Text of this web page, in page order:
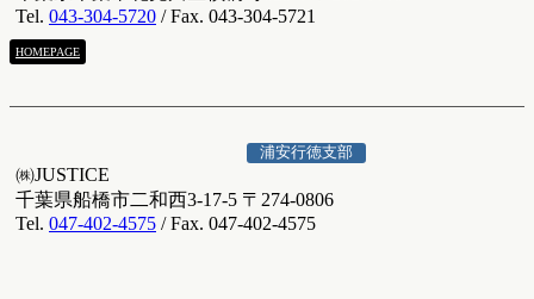
Tel. 043-304-5720 / Fax. 043-304-5721
HOMEPAGE
浦安行徳支部
㈱JUSTICE
千葉県船橋市二和西3-17-5 〒274-0806
Tel. 047-402-4575 / Fax. 047-402-4575